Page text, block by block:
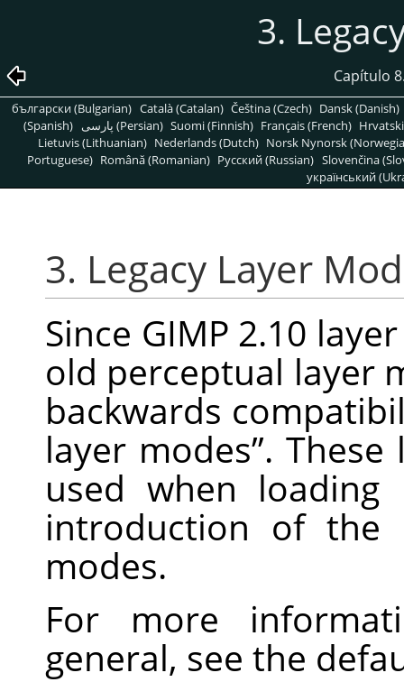
3.
Capítulo
български (Bulgarian) Català (Catalan) Čeština (Czech) Dansk (Danish)
(Spanish)
پارسی (Persian) Suomi (Finnish) Français (French)
Lietuvis (Lithuanian) Nederlands (Dutch) Norsk Nynorsk
Portuguese) Română (Romanian) Pусский (Russian) Slovenčina
український
3. Legacy Layer
Since GIMP 2.10
old perceptual layer
backwards
layer modes”. These
used when
introduction of the
modes.
For more
general, see the